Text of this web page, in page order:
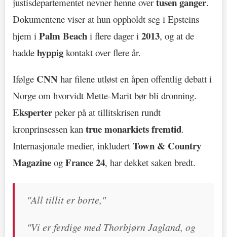
Dokumentene viser at hun oppholdt seg i Epsteins
hjem i Palm Beach i flere dager i 2013, og at de
hadde hyppig kontakt over flere år.
Ifølge CNN har filene utløst en åpen offentlig debatt i
Norge om hvorvidt Mette-Marit bør bli dronning.
Eksperter peker på at tillitskrisen rundt
kronprinsessen kan true monarkiets fremtid.
Internasjonale medier, inkludert Town & Country
Magazine og France 24, har dekket saken bredt.
"All tillit er borte,"
"Vi er ferdige med Thorbjørn Jagland, og